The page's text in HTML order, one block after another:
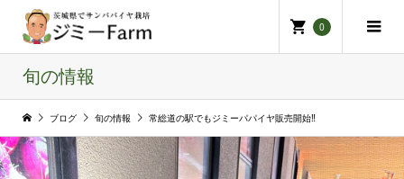
0
旬の情報
ブログ 旬の情報 常総道の駅でもジミーパパイヤ販売開始‼️